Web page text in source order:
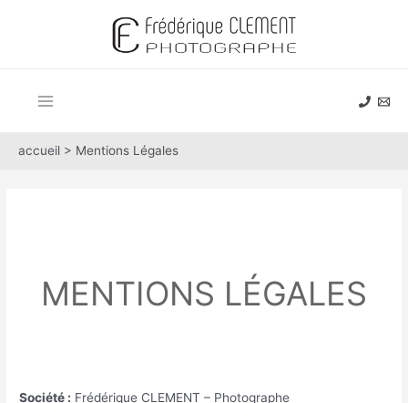
Menu
accueil > Mentions Légales
MENTIONS LÉGALES
Société : Frédérique CLEMENT – Photographe